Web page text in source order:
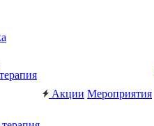
Акции Мероприятия